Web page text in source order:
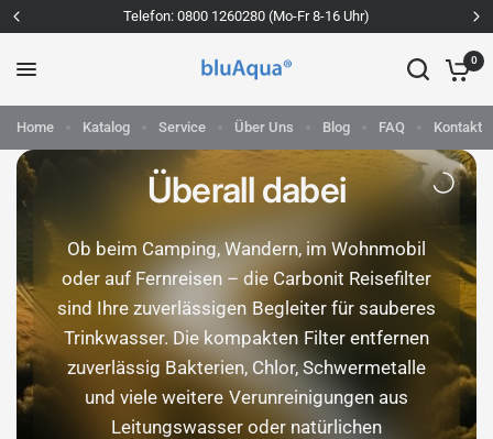
(Mo-Fr 8-16 Uhr) WhatsApp:
0
Home Katalog Service Über Uns Blog FAQ Kontakt
SAUBERES WASSER!
Überall dabei
Ob beim Camping, Wandern, im Wohnmobil
oder auf Fernreisen – die Carbonit Reisefilter
sind Ihre zuverlässigen Begleiter für sauberes
Trinkwasser. Die kompakten Filter entfernen
zuverlässig Bakterien, Chlor, Schwermetalle
und viele weitere Verunreinigungen aus
Leitungswasser oder natürlichen
CAMPING UND CARAVAN
Wasserfilter fürs
Wohnmobil
Frisches Wasser – immer dabei. Für Freiheit
mit Geschmack.